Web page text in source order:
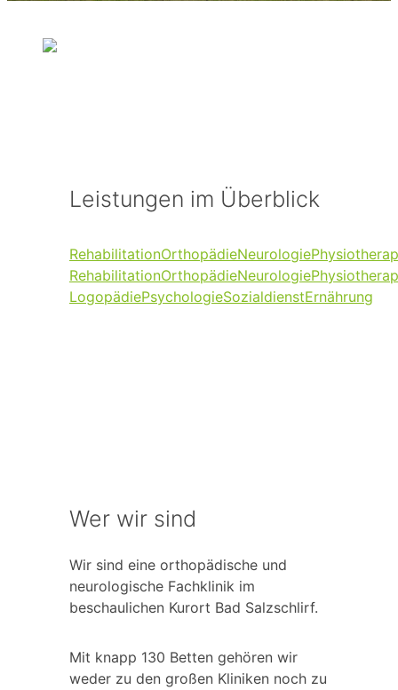
Leistungen im Überblick
RehabilitationOrthopädieNeurologie
RehabilitationOrthopädieNeurologie
LogopädiePsychologieSozialdienstErnährung
Wer wir sind
Wir sind eine orthopädische und
neurologische Fachklinik im
beschaulichen Kurort Bad Salzschlirf.
Mit knapp 130 Betten gehören wir
weder zu den großen Kliniken noch zu